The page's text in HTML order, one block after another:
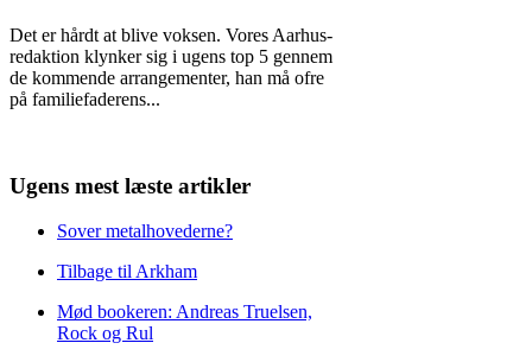
Det er hårdt at blive voksen. Vores Aarhus-
redaktion klynker sig i ugens top 5 gennem
de kommende arrangementer, han må ofre
på familiefaderens...
Ugens mest læste artikler
Sover metalhovederne?
Tilbage til Arkham
Mød bookeren: Andreas Truelsen,
Rock og Rul